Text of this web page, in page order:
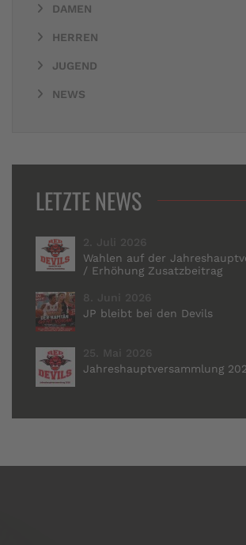
DAMEN
HERREN
JUGEND
NEWS
LETZTE NEWS
2. Juli 2026
Wahlen auf der
/ Erhöhung Zusatzbeitrag
8. Juni 2026
JP bleibt bei den Devils
25. Mai 2026
Jahreshauptversammlung